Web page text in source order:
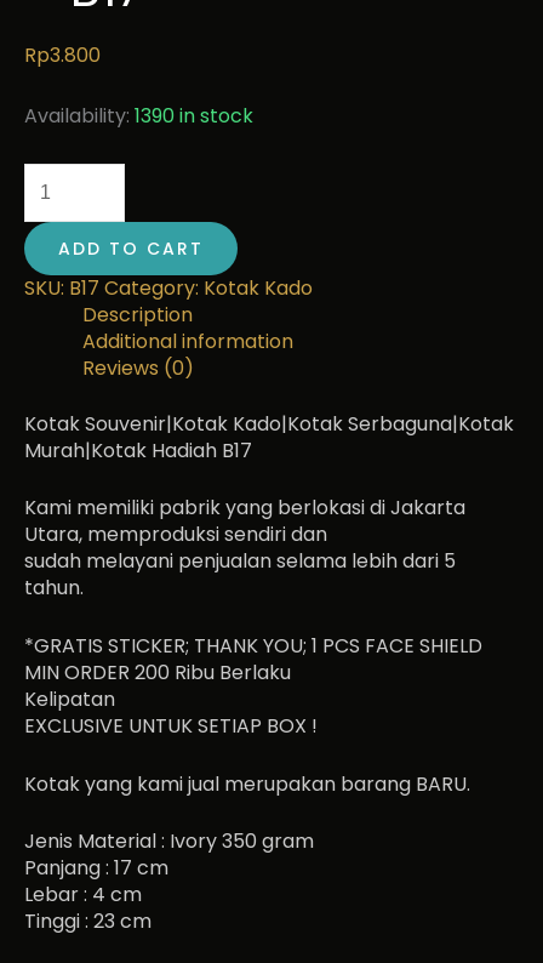
Rp3.800
Availability: 1390 in stock
ADD TO CART
SKU: B17 Category: Kotak Kado
Description
Additional information
Reviews (0)
Kotak Souvenir|Kotak Kado|Kotak Serbaguna|Kotak
Murah|Kotak Hadiah B17
Kami memiliki pabrik yang berlokasi di Jakarta
Utara, memproduksi sendiri dan
sudah melayani penjualan selama lebih dari 5
tahun.
*GRATIS STICKER; THANK YOU; 1 PCS FACE SHIELD
MIN ORDER 200 Ribu Berlaku
Kelipatan
EXCLUSIVE UNTUK SETIAP BOX !
Kotak yang kami jual merupakan barang BARU.
Jenis Material : Ivory 350 gram
Panjang : 17 cm
Lebar : 4 cm
Tinggi : 23 cm